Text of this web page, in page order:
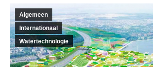
Algemeen
Internationaal
Watertechnologie